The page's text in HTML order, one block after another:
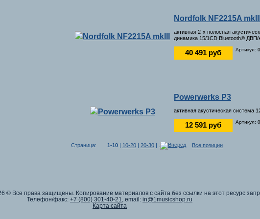
Nordfolk NF2215A mkIII
активная 2-х полосная
динамика 15/1CD Bluetooth® ДВП/
40 491 руб Артикул:
Powerwerks P3
активная акустическая система
12 591 руб Артикул:
Страница: 1-10 | 10-20 | 20-30 | . Все позиции
© Все права защищены. Копирование материалов с сайта без ссылки на этот ресурс
Телефон/факс: +7 (800) 301-40-21, email: in@1musicshop.ru
Карта сайта